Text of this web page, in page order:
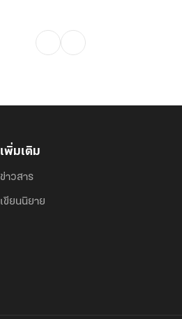
เพิ่มเติม
ข่าวสาร
เขียนนิยาย